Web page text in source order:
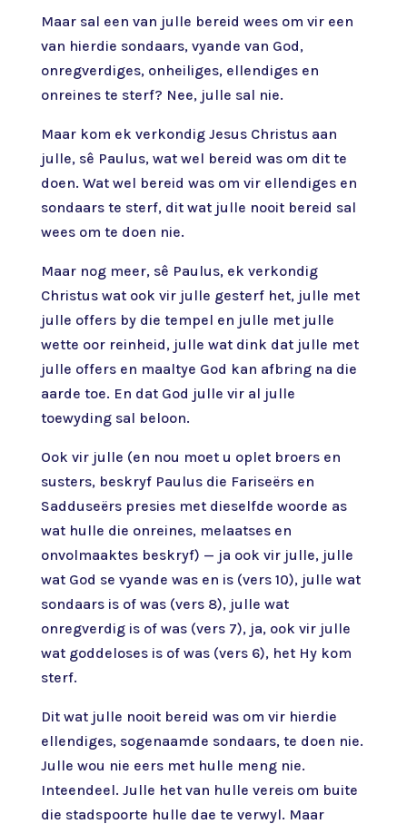
Maar sal een van julle bereid wees om vir een
van hierdie sondaars, vyande van God,
onregverdiges, onheiliges, ellendiges en
onreines te sterf? Nee, julle sal nie.
Maar kom ek verkondig Jesus Christus aan
julle, sê Paulus, wat wel bereid was om dit te
doen. Wat wel bereid was om vir ellendiges en
sondaars te sterf, dit wat julle nooit bereid sal
wees om te doen nie.
Maar nog meer, sê Paulus, ek verkondig
Christus wat ook vir julle gesterf het, julle met
julle offers by die tempel en julle met julle
wette oor reinheid, julle wat dink dat julle met
julle offers en maaltye God kan afbring na die
aarde toe. En dat God julle vir al julle
toewyding sal beloon.
Ook vir julle (en nou moet u oplet broers en
susters, beskryf Paulus die Fariseërs en
Sadduseërs presies met dieselfde woorde as
wat hulle die onreines, melaatses en
onvolmaaktes beskryf) — ja ook vir julle, julle
wat God se vyande was en is (vers 10), julle wat
sondaars is of was (vers 8), julle wat
onregverdig is of was (vers 7), ja, ook vir julle
wat goddeloses is of was (vers 6), het Hy kom
sterf.
Dit wat julle nooit bereid was om vir hierdie
ellendiges, sogenaamde sondaars, te doen nie.
Julle wou nie eers met hulle meng nie.
Inteendeel. Julle het van hulle vereis om buite
die stadspoorte hulle dae te verwyl. Maar